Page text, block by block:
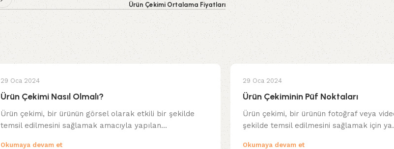
Ürün Çekimi Ortalama Fiyatları
29 Oca 2024
Ürün Çekimi Nasıl Olmalı?
Ürün çekimi, bir ürünün görsel olarak etkili bir şekilde
temsil edilmesini sağlamak amacıyla yapılan...
Okumaya devam et
29 Oca 2024
Ürün Çekiminin Püf Noktaları
Ürün çekimi, bir ürünün fotoğraf veya
şekilde temsil edilmesini sağlamak için
Okumaya devam et